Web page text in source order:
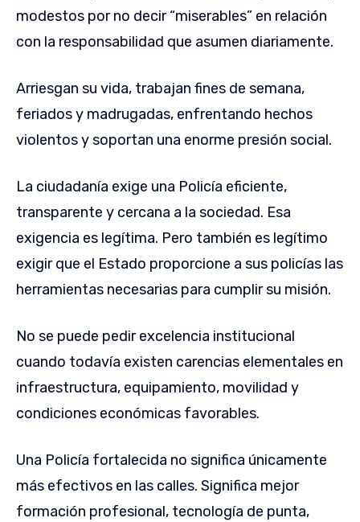
modestos por no decir “miserables” en relación
con la responsabilidad que asumen diariamente.
Arriesgan su vida, trabajan fines de semana,
feriados y madrugadas, enfrentando hechos
violentos y soportan una enorme presión social.
La ciudadanía exige una Policía eficiente,
transparente y cercana a la sociedad. Esa
exigencia es legítima. Pero también es legítimo
exigir que el Estado proporcione a sus policías las
herramientas necesarias para cumplir su misión.
No se puede pedir excelencia institucional
cuando todavía existen carencias elementales en
infraestructura, equipamiento, movilidad y
condiciones económicas favorables.
Una Policía fortalecida no significa únicamente
más efectivos en las calles. Significa mejor
formación profesional, tecnología de punta,